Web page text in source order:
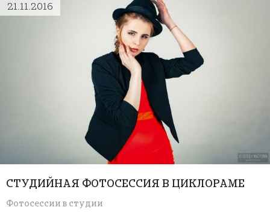
21.11.2016
СТУДИЙНАЯ ФОТОСЕССИЯ В ЦИКЛОРАМЕ
Фотосессии в студии